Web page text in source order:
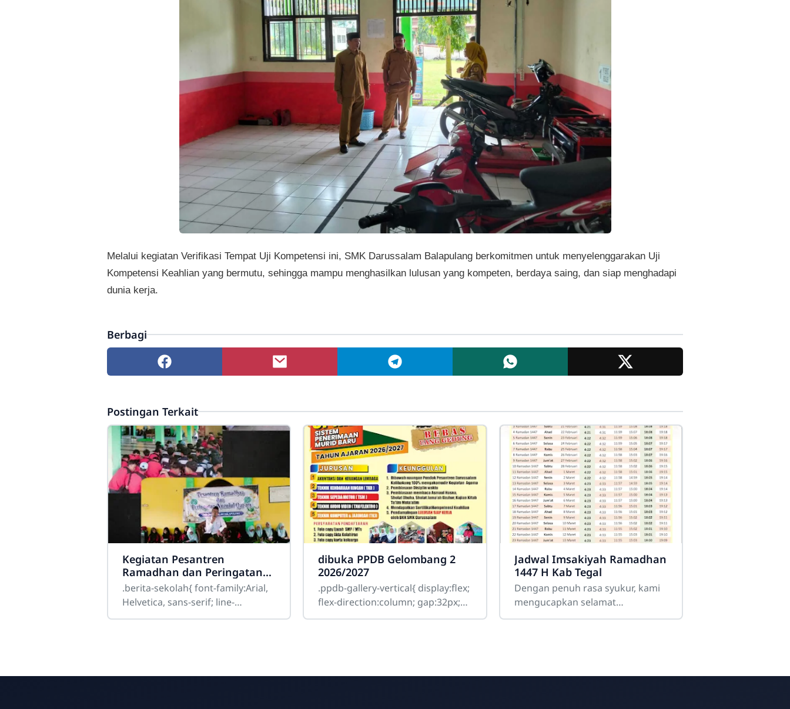
SMK Darussalam Balapulang
Melalui kegiatan Verifikasi Tempat Uji Kompetensi ini, SMK Darussalam Balapulang berkomitmen untuk menyelenggarakan Uji
Kompetensi Keahlian yang bermutu, sehingga mampu menghasilkan lulusan yang kompeten, berdaya saing, dan siap menghadapi
dunia kerja.
Berbagi
Postingan Terkait
Kegiatan Pesantren
Ramadhan dan Peringatan
Nuzulul Qur’an SMK
Darussalam Balapulang
Tahun 1447 H
.berita-sekolah{ font-family:Arial,
Helvetica, sans-serif; line-
height:1.8; font-size:17px;
dibuka PPDB Gelombang 2
2026/2027
.ppdb-gallery-vertical{ display:flex;
flex-direction:column; gap:32px;
margin:25px 0; } .ppdb-item{
Jadwal Imsakiyah Ramadhan
1447 H Kab Tegal
Dengan penuh rasa syukur, kami
mengucapkan selamat
menjalankan ibadah puasa